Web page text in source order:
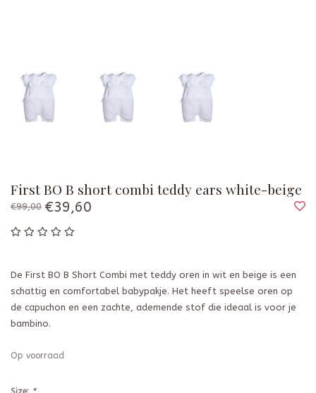
First BO B short combi teddy ears white-beige
€99,00 €39,60
De First BO B Short Combi met teddy oren in wit en beige is een
schattig en comfortabel babypakje. Het heeft speelse oren op
de capuchon en een zachte, ademende stof die ideaal is voor je
bambino.
Op voorraad